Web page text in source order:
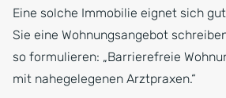
Eine solche Immobilie eignet sich
Sie eine Wohnungsangebot
so formulieren: „Barrierefreie
mit nahegelegenen Arztpraxen.“